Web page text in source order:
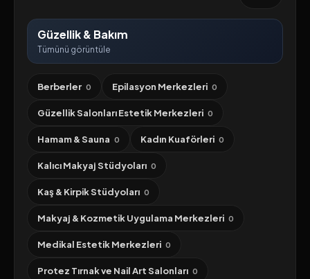
Güzellik & Bakım
Tümünü görüntüle
Berberler 0 Epilasyon Merkezleri 0
Güzellik Salonları Estetik Merkezleri 0
Hamam & Sauna 0 Kadın Kuaförleri 0
Kalıcı Makyaj Stüdyoları 0
Kaş & Kirpik Stüdyoları 0
Makyaj & Kozmetik Uygulama Merkezleri 0
Medikal Estetik Merkezleri 0
Protez Tırnak ve Nail Art Salonları 0